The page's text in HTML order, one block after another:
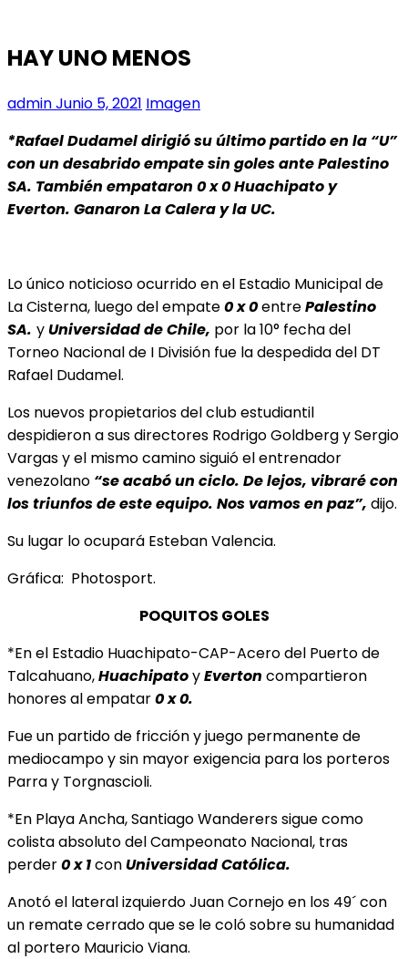
HAY UNO MENOS
adminJunio 5, 2021 Imagen
*Rafael Dudamel dirigió su último partido en la “U”
con un desabrido empate sin goles ante Palestino
SA. También empataron 0 x 0 Huachipato y
Everton. Ganaron La Calera y la UC.
Lo único noticioso ocurrido en el Estadio Municipal de
La Cisterna, luego del empate0 x 0entrePalestino
SA. yUniversidad de Chile, por la 10° fecha del
Torneo Nacional de I División fue la despedida del DT
Rafael Dudamel.
Los nuevos propietarios del club estudiantil
despidieron a sus directores Rodrigo Goldberg y Sergio
Vargas y el mismo camino siguió el entrenador
venezolano “se acabó un ciclo. De lejos, vibraré con
los triunfos de este equipo. Nos vamos en paz”, dijo.
Su lugar lo ocupará Esteban Valencia.
Gráfica: Photosport.
POQUITOS GOLES
*En el Estadio Huachipato-CAP-Acero del Puerto de
Talcahuano,HuachipatoyEverton compartieron
honores al empatar0 x 0.
Fue un partido de fricción y juego permanente de
mediocampo y sin mayor exigencia para los porteros
Parra y Torgnascioli.
*En Playa Ancha, Santiago Wanderers sigue como
colista absoluto del Campeonato Nacional, tras
perder0 x 1conUniversidad Católica.
Anotó el lateral izquierdo Juan Cornejo en los 49´ con
un remate cerrado que se le coló sobre su humanidad
al portero Mauricio Viana.